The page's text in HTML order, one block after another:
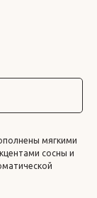
мягкими
сосны и